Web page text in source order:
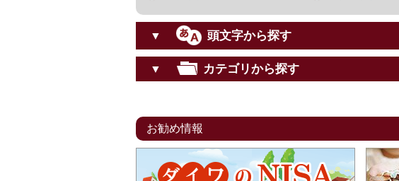
▼ 頭文字から探す
▼ カテゴリから探す
お勧め情報